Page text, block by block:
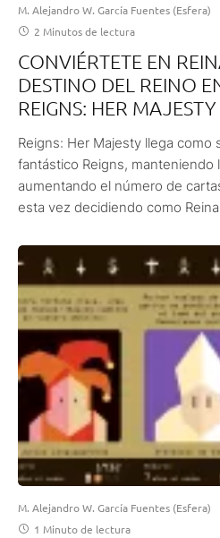
M. Alejandro W. García Fuentes (Esfera)
2 Minutos de lectura
CONVIÉRTETE EN
DESTINO DEL REINO
REIGNS: HER MAJESTY
Reigns: Her Majesty llega como
fantástico Reigns, manteniendo
aumentando el número de
esta vez decidiendo como
M. Alejandro W. García Fuentes (Esfera)
1 Minuto de lectura